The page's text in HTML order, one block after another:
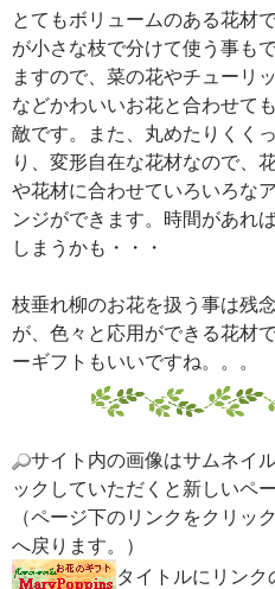
とてもボリュームのある花材
が小さな枝で分けて使う事も
ますので、菜の花やチューリ
などかわいいお花と合わせて
敵です。また、丸めたりくく
り、変形自在な花材なので、
や花材に合わせていろいろな
ンジができます。時間があれ
しまうかも・・・
枝垂れ柳のお花を扱う事は残
が、色々と応用ができる花材
ーギフトもいいですね。。。
サイト内の画像はサムネイ
ックしていただくと新しいペ
（ページ下のリンクをクリッ
へ戻ります。）
タイトルにリン